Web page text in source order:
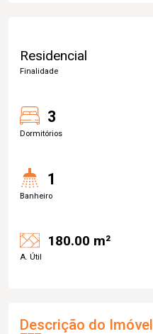
Residencial
Finalidade
3
Dormitórios
1
Banheiro
180.00 m²
A. Útil
Descrição do Imóvel